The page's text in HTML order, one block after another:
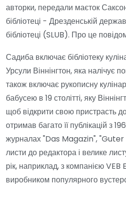
авторки, передали маєток
бібліотеці - Дрезденській
бібліотеці (SLUB). Про це
Садиба включає бібліотеку
Урсули Віннінгтон, яка налічує
також включає рукописну
бабусею в 19 столітті, яку
щоб відкрити свою пристрасть до
отримав багато її публікацій з
журналах "Das Magazin", "Guter
листи до редактора і велике
рік, наприклад, з компанією
виробником популярного